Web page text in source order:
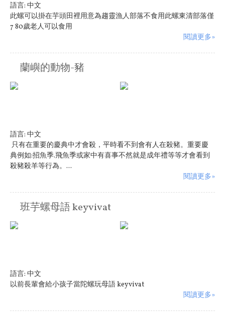
語言: 中文
此螺可以掛在芋頭田裡用意為趨靈漁人部落不食用此螺東清部落僅
7 80歲老人可以食用
閱讀更多»
蘭嶼的動物-豬
語言: 中文
只有在重要的慶典中才會殺，平時看不到會有人在殺豬。重要慶
典例如:招魚季.飛魚季或家中有喜事不然就是成年禮等等才會看到
殺豬殺羊等行為。...
閱讀更多»
班芋螺母語 keyvivat
語言: 中文
以前長輩會給小孩子當陀螺玩母語 keyvivat
閱讀更多»